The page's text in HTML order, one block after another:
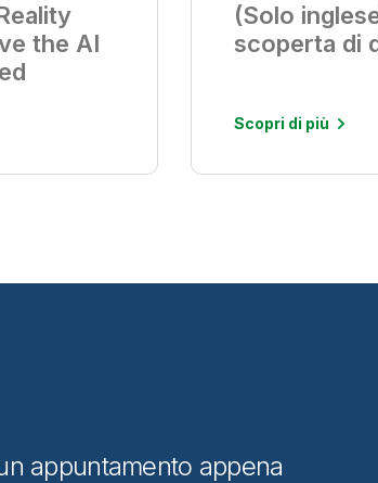
the AI
(Solo
scoperta di
Scopri di più
appuntamento appena